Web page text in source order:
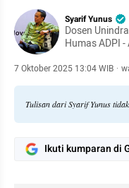
Syarif Yunus
Dosen
Humas ADPI
Pustaka -
7 Oktober 2025 13:04 WIB ·
Tulisan dari Syarif Yunus
Ikuti kumparan di